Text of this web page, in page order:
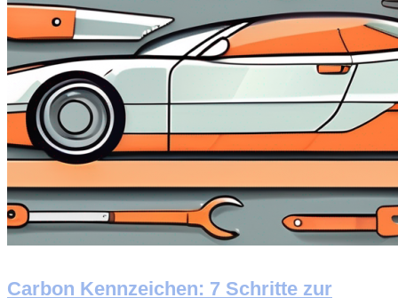
Carbon Kennzeichen: 7 Schritte zur